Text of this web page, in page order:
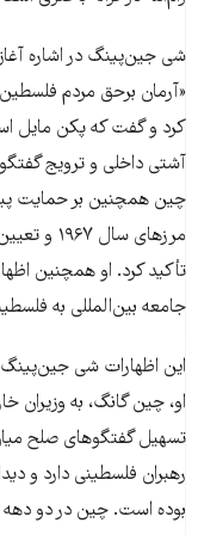
شی جین‌پینگ در اشاره
«آرمان برحق مردم
کرد و گفت که پکن مایل
آشتی داخلی و ترویج
چین همچنین بر حمایت
مرزهای
تأکید کرد. او همچنین
جامعه بین‌المللی به
این اظهارات شی
او، چین گانگ، به وزیران
تسهیل گفتگوهای صلح
رهبران فلسطینی دارد و
بوده است. چین در دو دهه